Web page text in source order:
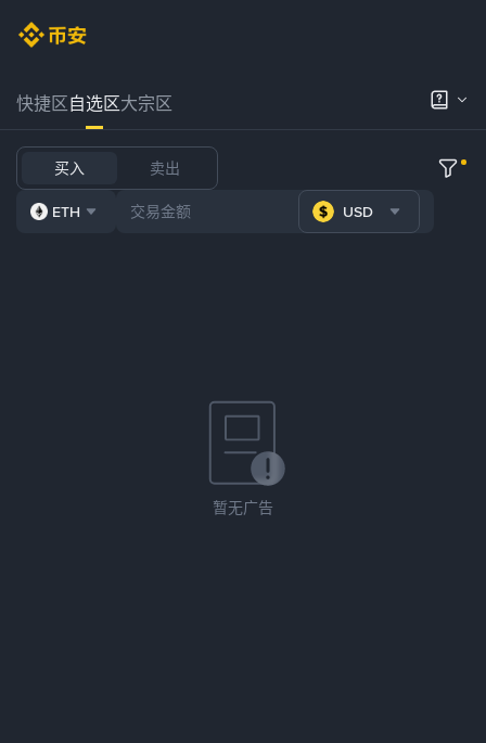
快捷区自选区大宗区
买入 卖出
ETH USD
暂无广告